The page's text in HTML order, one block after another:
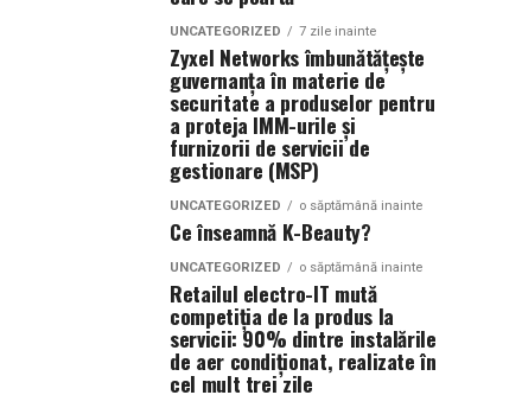
UNCATEGORIZED 7 zile inainte
Zyxel Networks îmbunătățește
guvernanța în materie de
securitate a produselor pentru
a proteja IMM-urile și
furnizorii de servicii de
gestionare (MSP)
UNCATEGORIZED o săptămână inainte
Ce înseamnă K-Beauty?
UNCATEGORIZED o săptămână inainte
Retailul electro-IT mută
competiția de la produs la
servicii: 90% dintre instalările
de aer condiționat, realizate în
cel mult trei zile